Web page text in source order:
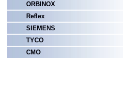
ORBINOX
Reflex
SIEMENS
TYCO
СМО